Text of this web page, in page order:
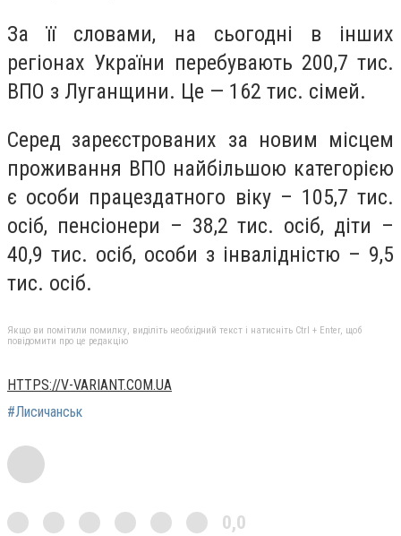
За її словами, на сьогодні в інших
регіонах України перебувають 200,7 тис.
ВПО з Луганщини. Це — 162 тис. сімей.
Серед зареєстрованих за новим місцем
проживання ВПО найбільшою категорією
є особи працездатного віку – 105,7 тис.
осіб, пенсіонери – 38,2 тис. осіб, діти –
40,9 тис. осіб, особи з інвалідністю – 9,5
тис. осіб.
Якщо ви помітили помилку, виділіть необхідний текст і натисніть Ctrl + Enter, щоб
повідомити про це редакцію
HTTPS://V-VARIANT.COM.UA
#Лисичанськ
0,0